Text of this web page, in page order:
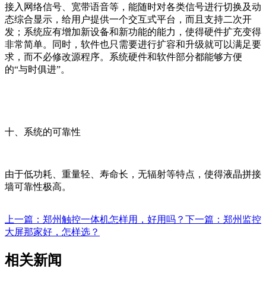
接入网络信号、宽带语音等，能随时对各类信号进行切换及动
态综合显示，给用户提供一个交互式平台，而且支持二次开
发；系统应有增加新设备和新功能的能力，使得硬件扩充变得
非常简单。同时，软件也只需要进行扩容和升级就可以满足要
求，而不必修改源程序。系统硬件和软件部分都能够方便
的“与时俱进”。
十、系统的可靠性
由于低功耗、重量轻、寿命长，无辐射等特点，使得液晶拼接
墙可靠性极高。
上一篇：郑州触控一体机怎样用，好用吗？ 下一篇：郑州监控
大屏那家好，怎样选？
相关新闻